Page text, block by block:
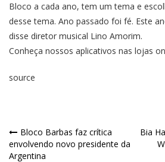
Bloco a cada ano, tem um tema e
desse tema. Ano passado foi fé. Este
disse diretor musical Lino Amorim.
Conheça nossos aplicativos nas lojas
source
Bloco Barbas faz crítica
envolvendo novo presidente da
Argentina
Bia